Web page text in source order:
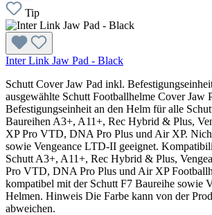
Tip
Inter Link Jaw Pad - Black
Schutt Cover Jaw Pad inkl.
ausgewählte Schutt Footballhelme Cover Jaw
Befestigungseinheit an den Helm für alle
Baureihen A3+, A11+, Rec Hybrid & Plus,
XP Pro VTD, DNA Pro Plus und Air XP.
sowie Vengeance LTD-II geeignet.
Schutt A3+, A11+, Rec Hybrid & Plus,
Pro VTD, DNA Pro Plus und Air XP
kompatibel mit der Schutt F7 Baureihe sowie
Helmen. Hinweis Die Farbe kann von der
abweichen.